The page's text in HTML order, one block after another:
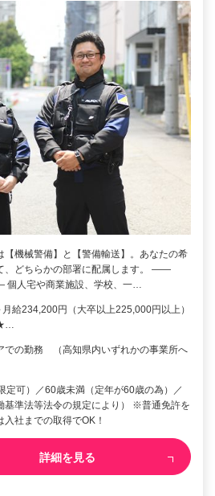
【機械警備】と【警備輸送】。あなたの希
、どちらかの部署に配属します。 ――
個人宅や商業施設、学校、一…
給234,200円（大卒以上225,000円以上）
での勤務 （高知県内いずれかの事業所へ
定可）／60歳未満（定年が60歳の為）／
準法等法令の規定により） ※普通免許を
入社までの取得でOK！
詳細を見る